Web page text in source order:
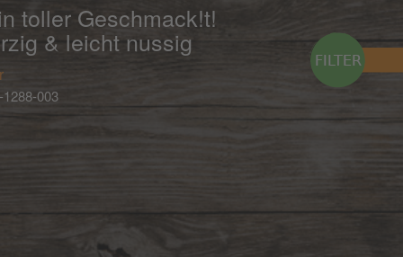
toller Geschmack!t!
& leicht nussig
003